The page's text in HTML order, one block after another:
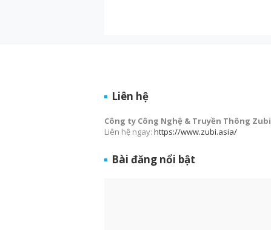
Liên hệ
Công ty Công Nghệ & Truyền Thông Zubi
Liên hệ ngay: https://www.zubi.asia/
Bài đăng nổi bật